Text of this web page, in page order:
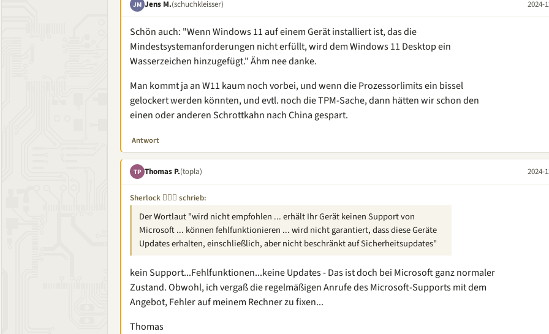
JM Jens M.(schuchkleisser) 2024-
Schön auch: "Wenn Windows 11 auf einem Gerät installiert ist, das die
Mindestsystemanforderungen nicht erfüllt, wird dem Windows 11 Desktop ein
Wasserzeichen hinzugefügt." Ähm nee danke.
Man kommt ja an W11 kaum noch vorbei, und wenn die Prozessorlimits ein bissel
gelockert werden könnten, und evtl. noch die TPM-Sache, dann hätten wir schon den
einen oder anderen Schrottkahn nach China gespart.
Antwort
TP Thomas P.(topla) 2024-
Sherlock 🕵🏽‍♂️ schrieb:
Der Wortlaut "wird nicht empfohlen ... erhält Ihr Gerät keinen Support von
Microsoft ... können fehlfunktionieren ... wird nicht garantiert, dass diese Geräte
Updates erhalten, einschließlich, aber nicht beschränkt auf Sicherheitsupdates"
kein Support...Fehlfunktionen...keine Updates - Das ist doch bei Microsoft ganz normaler
Zustand. Obwohl, ich vergaß die regelmäßigen Anrufe des Microsoft-Supports mit dem
Angebot, Fehler auf meinem Rechner zu fixen...
Thomas